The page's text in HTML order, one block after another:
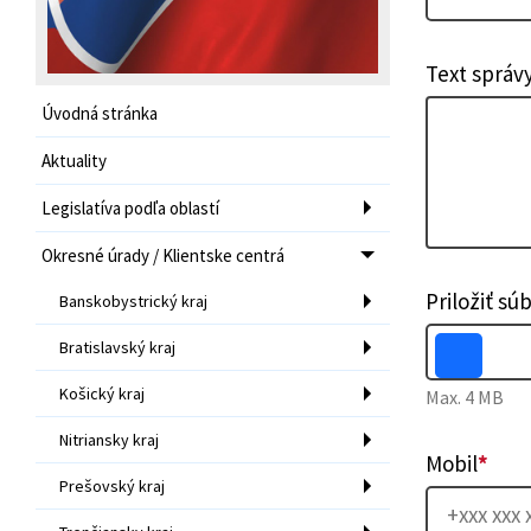
Úvodná stránka
Aktuality
Legislatíva podľa oblastí
Okresné úrady / Klientske centrá
Banskobystrický kraj
Bratislavský kraj
Košický kraj
Nitriansky kraj
Prešovský kraj
Text
Priložiť
Max. 4 MB
Mobil*